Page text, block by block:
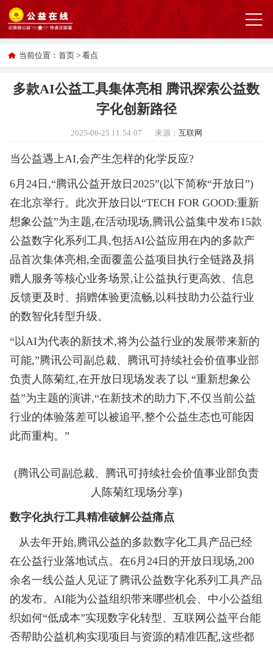
当前位置：首页 >看点
多款AI公益工具集体亮相 腾讯探索公益数
字化创新路径
2025-06-25 11:54:07 来源： 互联网
当公益遇上AI,会产生怎样的化学反应?
6月24日,“腾讯公益开放日2025”(以下简称“开放日”)
在北京举行。此次开放日以“TECH FOR GOOD:重新
想象公益”为主题,在活动现场,腾讯公益集中发布15款
公益数字化系列工具,包括AI公益应用在内的多款产
品首次集体亮相,全面覆盖公益项目执行全链路及捐
赠人服务等核心业务场景,让公益执行更高效、信息
反馈更及时、捐赠体验更流畅,以科技助力公益行业
的数智化转型升级。
“以AI为代表的新技术,将为公益行业的发展带来新的
可能,”腾讯公司副总裁、腾讯可持续社会价值事业部
负责人陈菊红,在开放日现场发表了以 “重新想象公
益”为主题的演讲,“在新技术的助力下,不仅当前公益
行业的体验落差可以被追平,整个公益生态也可能因
此而重构。”
(腾讯公司副总裁、腾讯可持续社会价值事业部负责
人陈菊红现场分享)
数字化执行工具精准破解公益痛点
从去年开始,腾讯公益的多款数字化工具产品已经
在公益行业落地试点。在6月24日的开放日现场,200
余名一线公益人见证了腾讯公益数字化系列工具产品
的发布。AI能为公益组织带来哪些机会、中小公益组
织如何“低成本”实现数字化转型、互联网公益平台能
否帮助公益机构实现项目与资源的精准匹配,这些都